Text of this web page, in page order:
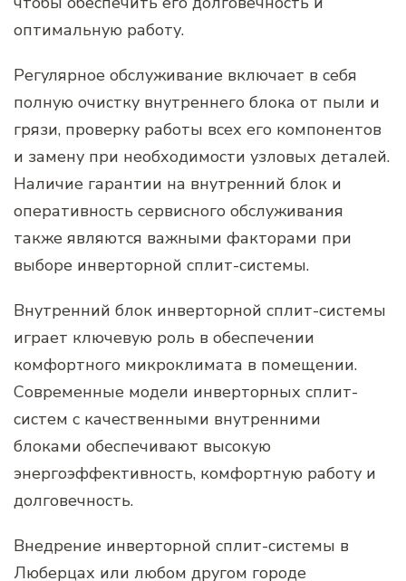
оптимальную работу.
Регулярное обслуживание включает в себя
полную очистку внутреннего блока от пыли и
грязи, проверку работы всех его компонентов
и замену при необходимости узловых деталей.
Наличие гарантии на внутренний блок и
оперативность сервисного обслуживания
также являются важными факторами при
выборе инверторной сплит-системы.
Внутренний блок инверторной сплит-системы
играет ключевую роль в обеспечении
комфортного микроклимата в помещении.
Современные модели инверторных сплит-
систем с качественными внутренними
блоками обеспечивают высокую
энергоэффективность, комфортную работу и
долговечность.
Внедрение инверторной сплит-системы в
Люберцах или любом другом городе